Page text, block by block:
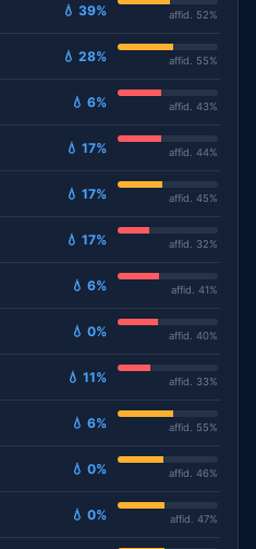
💧 39% affid. 52%
💧 28% affid. 55%
💧 6% affid. 43%
💧 17% affid. 44%
💧 17% affid. 45%
💧 17% affid. 32%
💧 6% affid. 41%
💧 0% affid. 40%
💧 11% affid. 33%
💧 6% affid. 55%
💧 0% affid. 46%
💧 0% affid. 47%